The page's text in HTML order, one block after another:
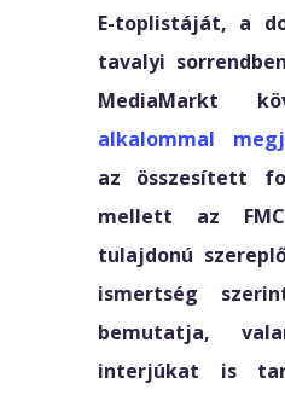
E-toplistáját, a
tavalyi
MediaMarkt
alkalommal
az összesített
mellett az
tulajdonú
ismertség
bemutatja,
interjúkat is